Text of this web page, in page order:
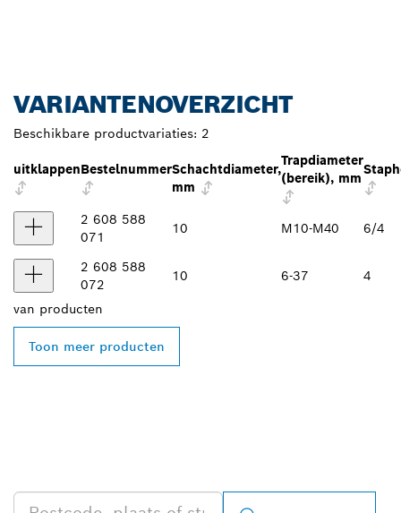
VARIANTENOVERZICHT
Beschikbare productvariaties: 2
uitklappenBestelnummerSchachtdiameter,
mm
Trapdiameter
(bereik), mm
2 608 588
071
10 M10-M40 6/4
2 608 588
072
10 6-37 4
van producten
Toon meer producten